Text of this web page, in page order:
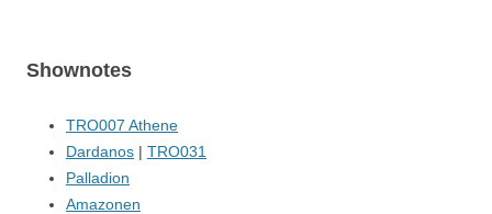
Shownotes
TRO007 Athene
Dardanos | TRO031
Palladion
Amazonen